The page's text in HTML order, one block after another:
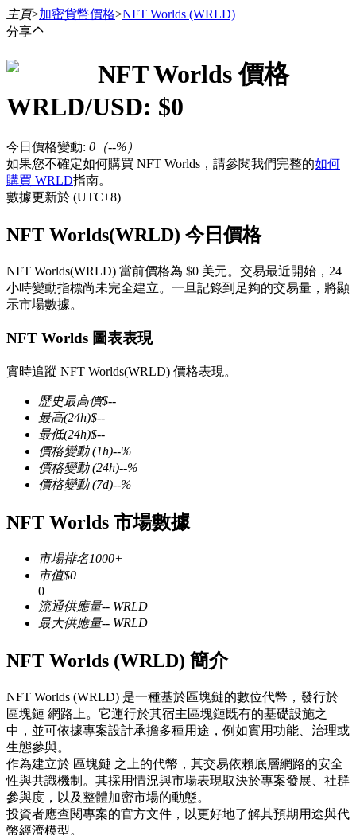
多種以USDT結算的永續合約
幣本位永續
以數字貨幣為保證金的永續合約
美股、外匯、貴金屬及大宗商品衍生性商品
USDC永續
多種以USDC結算的永續合約
主頁>加密貨幣價格>NFT Worlds (WRLD)
分享
NFT Worlds 價格
WRLD/USD: $0
今日價格變動: 0 （--%）
如果您不確定如何購買 NFT Worlds，請參閱我們完整的如何
購買 WRLD指南。
數據更新於 (UTC+8)
NFT Worlds(WRLD) 今日價格
NFT Worlds(WRLD) 當前價格為 $0 美元。交易最近開始，24
小時變動指標尚未完全建立。一旦記錄到足夠的交易量，將顯
示市場數據。
NFT Worlds 圖表表現
實時追蹤 NFT Worlds(WRLD) 價格表現。
歷史最高價$--
最高(24h)$--
最低(24h)$--
價格變動(1h)--%
價格變動(24h)--%
價格變動(7d)--%
NFT Worlds 市場數據
市場排名1000+
市值$0
0
流通供應量-- WRLD
最大供應量-- WRLD
NFT Worlds (WRLD) 簡介
NFT Worlds (WRLD) 是一種基於區塊鏈的數位代幣，發行於
區塊鏈 網路上。它運行於其宿主區塊鏈既有的基礎設施之
中，並可依據專案設計承擔多種用途，例如實用功能、治理或
生態參與。
作為建立於 區塊鏈 之上的代幣，其交易依賴底層網路的安全
性與共識機制。其採用情況與市場表現取決於專案發展、社群
參與度，以及整體加密市場的動態。
投資者應查閱專案的官方文件，以更好地了解其預期用途與代
幣經濟模型。